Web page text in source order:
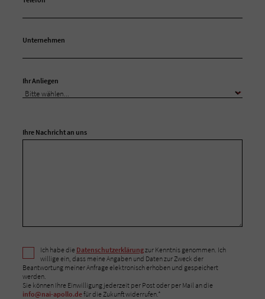
Unternehmen
Ihr Anliegen
Ihre Nachricht an uns
Ich habe die Datenschutzerklärungzur Kenntnis genommen. Ich
willige ein, dass meine Angaben und Daten zur Zweck der
Beantwortung meiner Anfrage elektronisch erhoben und gespeichert
werden.
Sie können Ihre Einwilligung jederzeit per Post oder per Mail an die
info@nai-apollo.defür die Zukunft widerrufen.*